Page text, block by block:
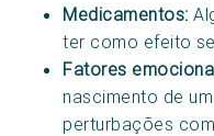
Medicamentos:
ter como efeito
Fatores
nascimento de
perturbações